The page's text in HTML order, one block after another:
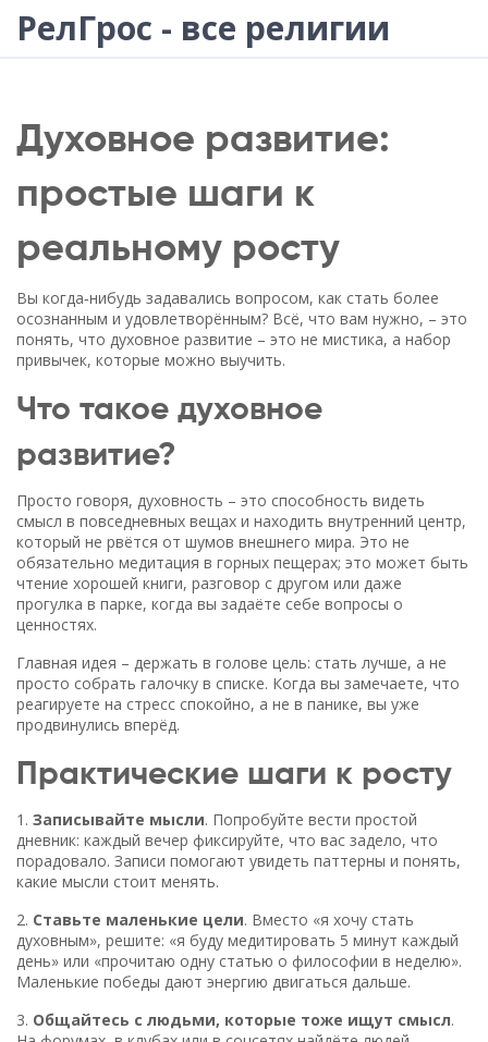
РелГрос - все религии
Духовное развитие:
простые шаги к
реальному росту
Вы когда‑нибудь задавались вопросом, как стать более
осознанным и удовлетворённым? Всё, что вам нужно, – это
понять, что духовное развитие – это не мистика, а набор
привычек, которые можно выучить.
Что такое духовное
развитие?
Просто говоря, духовность – это способность видеть
смысл в повседневных вещах и находить внутренний центр,
который не рвётся от шумов внешнего мира. Это не
обязательно медитация в горных пещерах; это может быть
чтение хорошей книги, разговор с другом или даже
прогулка в парке, когда вы задаёте себе вопросы о
ценностях.
Главная идея – держать в голове цель: стать лучше, а не
просто собрать галочку в списке. Когда вы замечаете, что
реагируете на стресс спокойно, а не в панике, вы уже
продвинулись вперёд.
Практические шаги к росту
1. Записывайте мысли. Попробуйте вести простой
дневник: каждый вечер фиксируйте, что вас задело, что
порадовало. Записи помогают увидеть паттерны и понять,
какие мысли стоит менять.
2. Ставьте маленькие цели. Вместо «я хочу стать
духовным», решите: «я буду медитировать 5 минут каждый
день» или «прочитаю одну статью о философии в неделю».
Маленькие победы дают энергию двигаться дальше.
3. Общайтесь с людьми, которые тоже ищут смысл.